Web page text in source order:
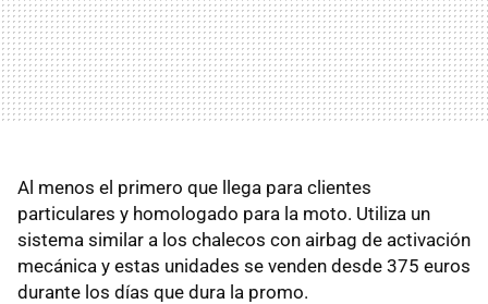
Al menos el primero que llega para clientes
particulares y homologado para la moto. Utiliza un
sistema similar a los chalecos con airbag de activación
mecánica y estas unidades se venden desde 375 euros
durante los días que dura la promo.